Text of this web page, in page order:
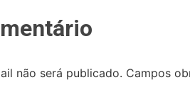
não será publicado. Campos